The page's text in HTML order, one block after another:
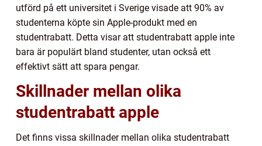
utförd på ett universitet i Sverige visade att 90% av
studenterna köpte sin Apple-produkt med en
studentrabatt. Detta visar att studentrabatt apple inte
bara är populärt bland studenter, utan också ett
effektivt sätt att spara pengar.
Skillnader mellan olika
studentrabatt apple
Det finns vissa skillnader mellan olika studentrabatt